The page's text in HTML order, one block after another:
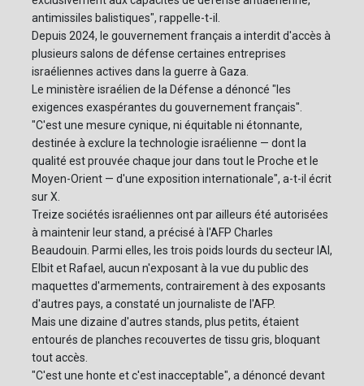
antimissiles balistiques", rappelle-t-il.
Depuis 2024, le gouvernement français a interdit d'accès à
plusieurs salons de défense certaines entreprises
israéliennes actives dans la guerre à Gaza.
Le ministère israélien de la Défense a dénoncé "les
exigences exaspérantes du gouvernement français".
"C'est une mesure cynique, ni équitable ni étonnante,
destinée à exclure la technologie israélienne — dont la
qualité est prouvée chaque jour dans tout le Proche et le
Moyen-Orient — d'une exposition internationale", a-t-il écrit
sur X.
Treize sociétés israéliennes ont par ailleurs été autorisées
à maintenir leur stand, a précisé à l'AFP Charles
Beaudouin. Parmi elles, les trois poids lourds du secteur IAI,
Elbit et Rafael, aucun n'exposant à la vue du public des
maquettes d'armements, contrairement à des exposants
d'autres pays, a constaté un journaliste de l'AFP.
Mais une dizaine d'autres stands, plus petits, étaient
entourés de planches recouvertes de tissu gris, bloquant
tout accès.
"C'est une honte et c'est inacceptable", a dénoncé devant